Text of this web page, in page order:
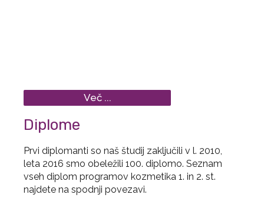
Več ...
Diplome
Prvi diplomanti so naš študij zaključili v l. 2010,
leta 2016 smo obeležili 100. diplomo. Seznam
vseh diplom programov kozmetika 1. in 2. st.
najdete na spodnji povezavi.